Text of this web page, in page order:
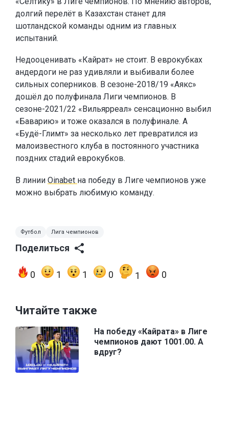
долгий перелёт в Казахстан станет для
шотландской команды одним из главных
испытаний.
Недооценивать «Кайрат» не стоит. В еврокубках
андердоги не раз удивляли и выбивали более
сильных соперников. В сезоне-2018/19 «Аякс»
дошёл до полуфинала Лиги чемпионов. В
сезоне-2021/22 «Вильярреал» сенсационно выбил
«Баварию» и тоже оказался в полуфинале. А
«Будё-Глимт» за несколько лет превратился из
малоизвестного клуба в постоянного участника
поздних стадий еврокубков.
В линии Oinabet на победу в Лиге чемпионов уже
можно выбрать любимую команду.
Футбол Лига чемпионов
Поделиться
0 1 1 0 1 0
Читайте также
На победу «Кайрата» в Лиге
чемпионов дают 1001.00. А
вдруг?